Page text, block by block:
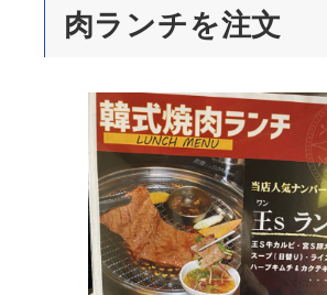
肉ランチを注文